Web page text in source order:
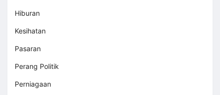
Hiburan
Kesihatan
Pasaran
Perang Politik
Perniagaan